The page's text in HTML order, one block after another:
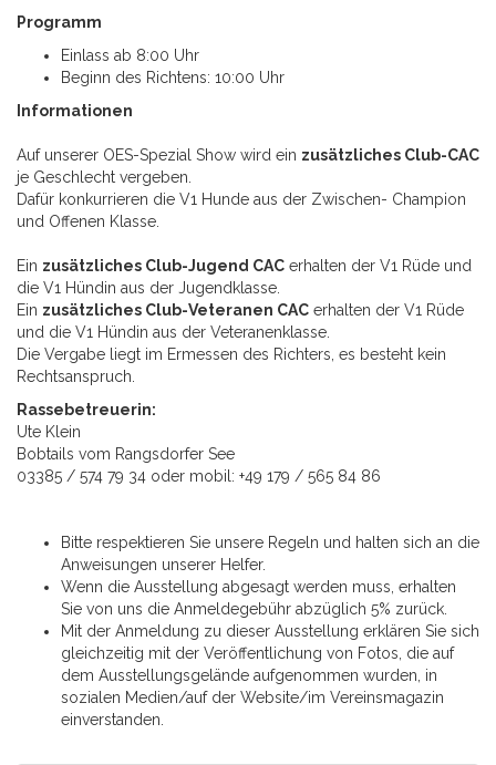
Programm
Einlass ab 8:00 Uhr
Beginn des Richtens: 10:00 Uhr
Informationen
Auf unserer OES-Spezial Show wird ein zusätzliches Club-CAC
je Geschlecht vergeben.
Dafür konkurrieren die V1 Hunde aus der Zwischen- Champion
und Offenen Klasse.
Ein zusätzliches Club-Jugend CAC erhalten der V1 Rüde und
die V1 Hündin aus der Jugendklasse.
Ein zusätzliches Club-Veteranen CAC erhalten der V1 Rüde
und die V1 Hündin aus der Veteranenklasse.
Die Vergabe liegt im Ermessen des Richters, es besteht kein
Rechtsanspruch.
Rassebetreuerin:
Ute Klein
Bobtails vom Rangsdorfer See
03385 / 574 79 34 oder mobil: +49 179 / 565 84 86
Bitte respektieren Sie unsere Regeln und halten sich an die
Anweisungen unserer Helfer.
Wenn die Ausstellung abgesagt werden muss, erhalten
Sie von uns die Anmeldegebühr abzüglich 5% zurück.
Mit der Anmeldung zu dieser Ausstellung erklären Sie sich
gleichzeitig mit der Veröffentlichung von Fotos, die auf
dem Ausstellungsgelände aufgenommen wurden, in
sozialen Medien/auf der Website/im Vereinsmagazin
einverstanden.